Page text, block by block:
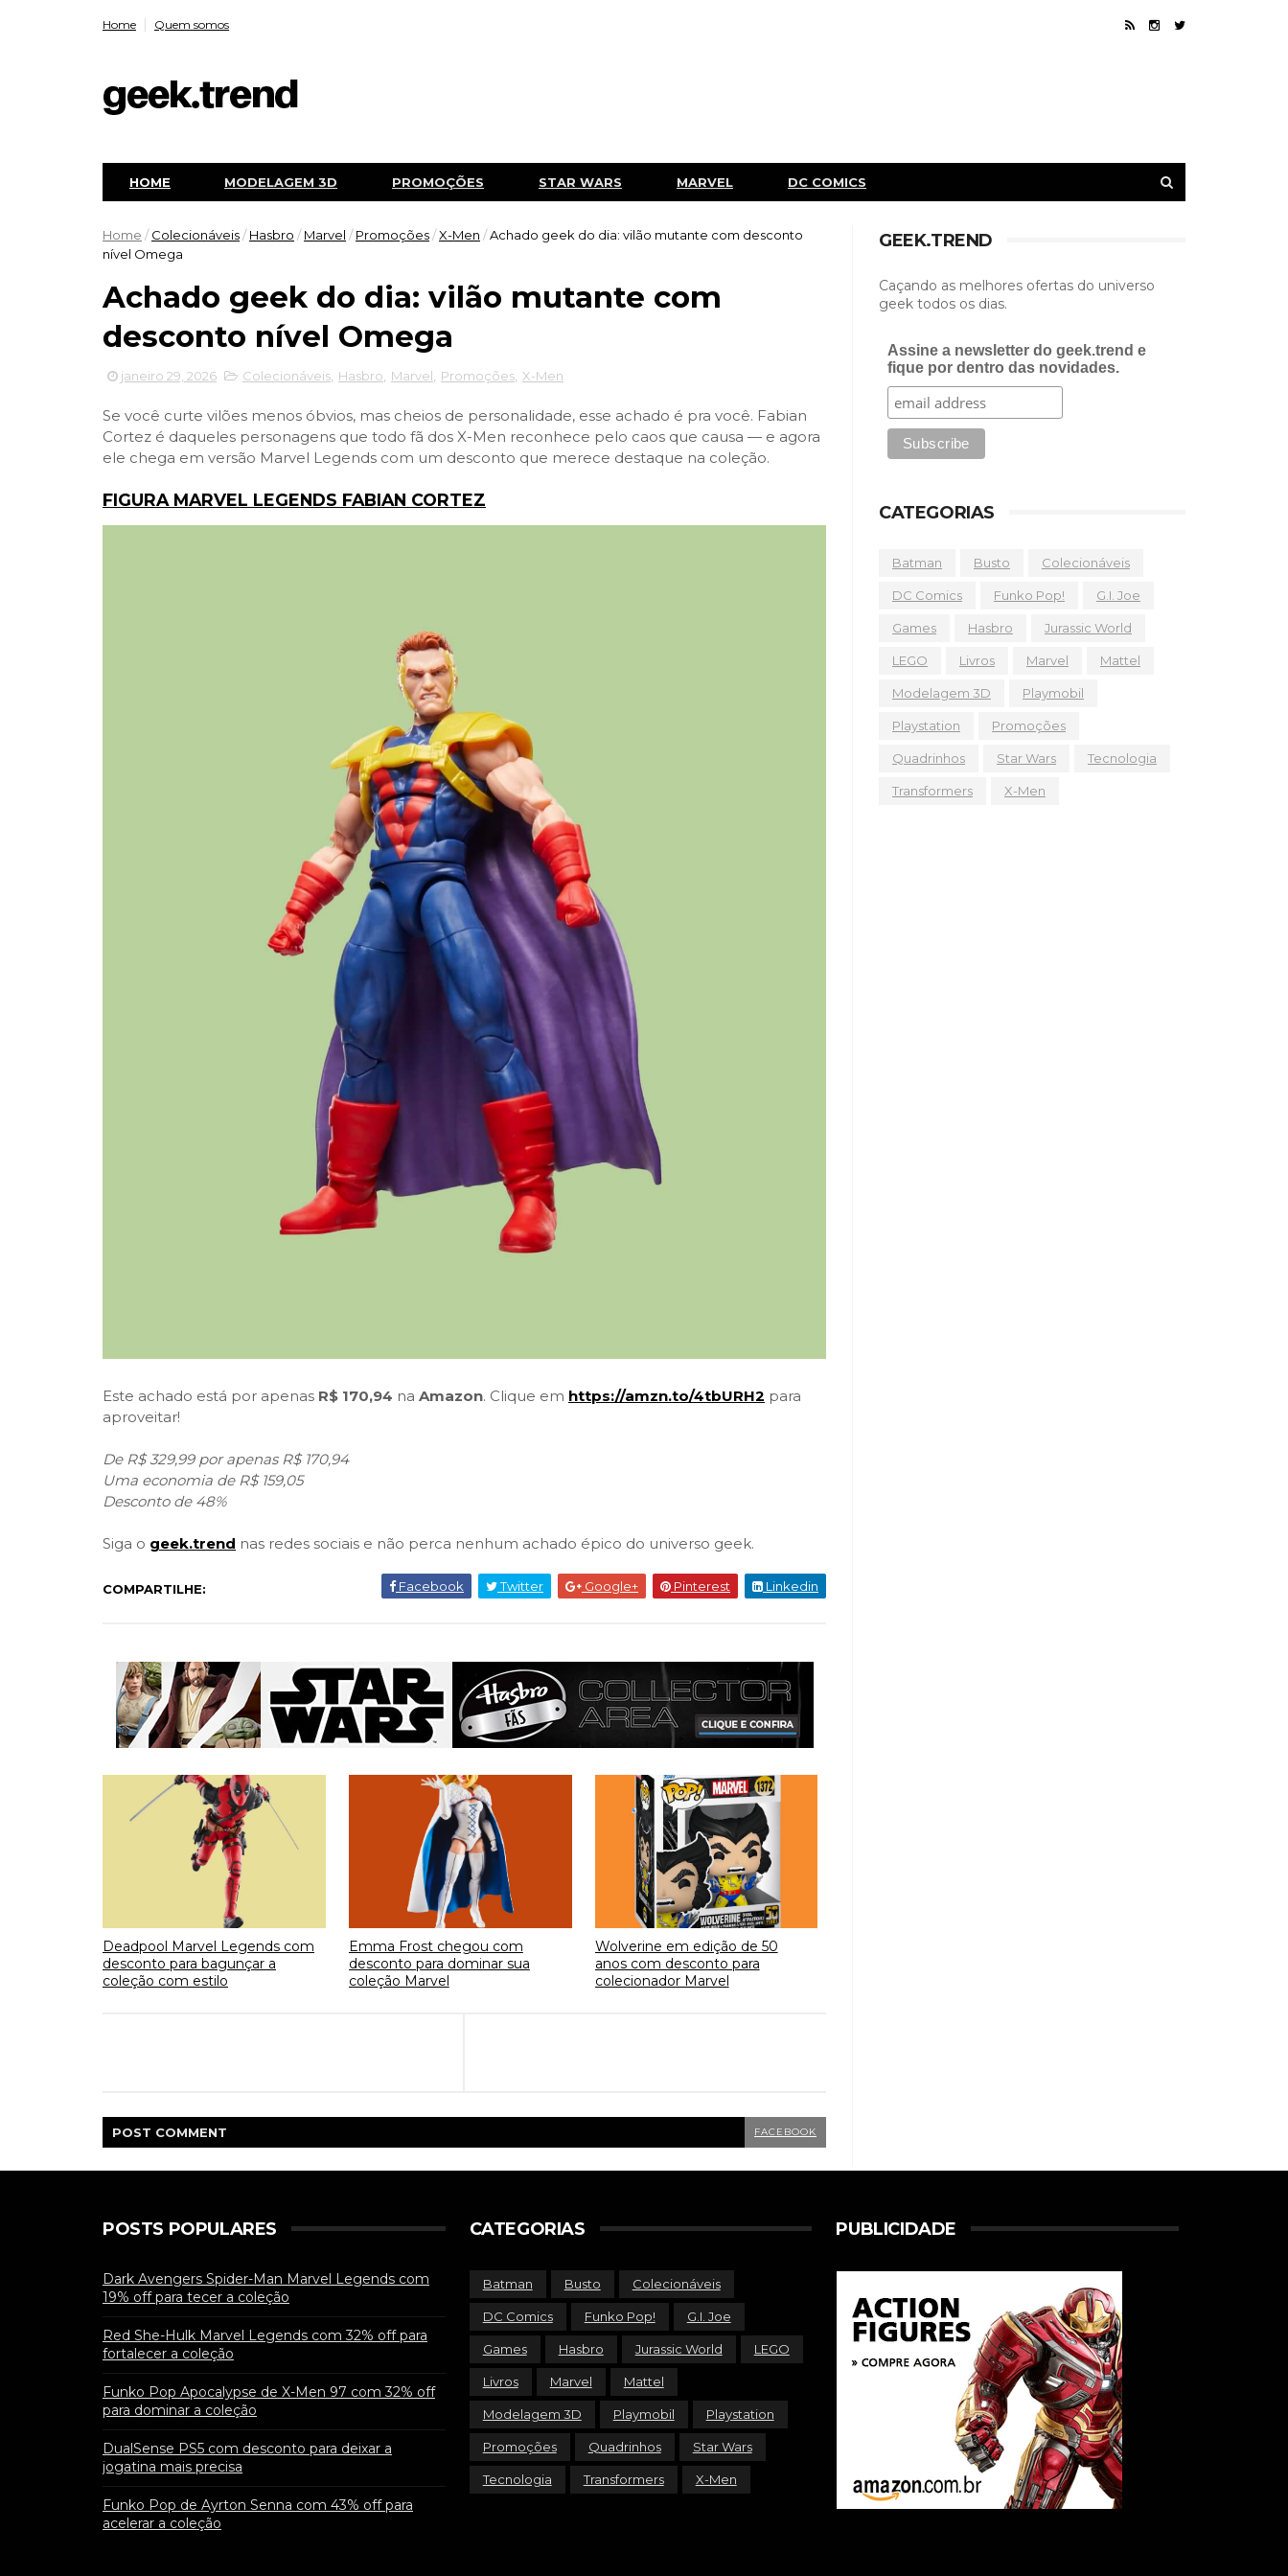
Home Quem somos
HOME MODELAGEM 3D PROMOÇÕES STAR WARS MARVEL DC COMICS
Home / Colecionáveis/ Hasbro / Marvel / Promoções/X-Men /Achado geek do dia: vilão mutante com desconto
nível Omega
Achado geek do dia: vilão mutante com
desconto nível Omega
janeiro 29, 2026 Colecionáveis Hasbro Marvel Promoções X-Men
Se você curte vilões menos óbvios, mas cheios de personalidade, esse achado é pra você. Fabian
Cortez é daqueles personagens que todo fã dos X-Men reconhece pelo caos que causa — e agora
ele chega em versão Marvel Legends com um desconto que merece destaque na coleção.
FIGURA MARVEL LEGENDS FABIAN CORTEZ
Este achado está por apenas R$ 170,94 na Amazon. Clique em https://amzn.to/4tbURH2 para
aproveitar!
De R$ 329,99 por apenas R$ 170,94
Uma economia de R$ 159,05
Desconto de 48%
Siga o geek.trend nas redes sociais e não perca nenhum achado épico do universo geek.
COMPARTILHE: Facebook Twitter Google+ Pinterest Linkedin
Deadpool Marvel Legends com
desconto para bagunçar a
coleção com estilo
Emma Frost chegou com
desconto para dominar sua
coleção Marvel
Wolverine em edição de 50
anos com desconto para
colecionador Marvel
POST COMMENT FACEBOOK
GEEK.TREND
Caçando as melhores ofertas do universo
geek todos os dias.
Assine a newsletter do geek.trend e
fique por dentro das novidades.
CATEGORIAS
Batman Busto Colecionáveis
DC Comics Funko Pop! G.I. Joe
Games Hasbro Jurassic World
LEGO Livros Marvel Mattel
Modelagem 3D Playmobil
Playstation Promoções
Quadrinhos Star Wars Tecnologia
Transformers X-Men
POSTS POPULARES
Dark Avengers Spider-Man Marvel Legends com
19% off para tecer a coleção
Red She-Hulk Marvel Legends com 32% off para
fortalecer a coleção
Funko Pop Apocalypse de X-Men 97 com 32% off
para dominar a coleção
DualSense PS5 com desconto para deixar a
jogatina mais precisa
Funko Pop de Ayrton Senna com 43% off para
acelerar a coleção
CATEGORIAS
Batman Busto Colecionáveis
DC Comics Funko Pop! G.I. Joe
Games Hasbro Jurassic World LEGO
Livros Marvel Mattel
Modelagem 3D Playmobil Playstation
Promoções Quadrinhos Star Wars
Tecnologia Transformers X-Men
PUBLICIDADE